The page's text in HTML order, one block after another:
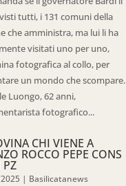
tutti, i 131 comuni della
che amministra, ma lui li ha
visitati uno per uno,
fotografica al collo, per
un mondo che scompare.
Luongo, 62 anni,
fotografico...
CHI VIENE A
ROCCO PEPE CONS
PZ
| Basilicatanews